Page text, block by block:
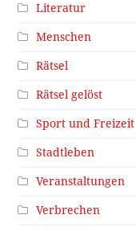
Literatur
Menschen
Rätsel
Rätsel gelöst
Sport und Freizeit
Stadtleben
Veranstaltungen
Verbrechen